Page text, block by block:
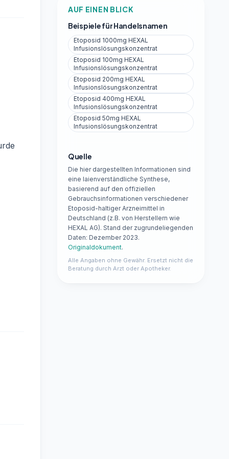
AUF EINEN BLICK
Beispiele für Handelsnamen
Etoposid 1000mg HEXAL
Infusionslösungskonzentrat
Etoposid 100mg HEXAL
Infusionslösungskonzentrat
Etoposid 200mg HEXAL
Infusionslösungskonzentrat
Etoposid 400mg HEXAL
Infusionslösungskonzentrat
Etoposid 50mg HEXAL
Infusionslösungskonzentrat
Quelle
Die hier dargestellten Informationen sind
eine laienverständliche Synthese,
basierend auf den offiziellen
Gebrauchsinformationen verschiedener
Etoposid-haltiger Arzneimittel in
Deutschland (z.B. von Herstellern wie
HEXAL AG). Stand der zugrundeliegenden
Daten: Dezember 2023.
Originaldokument.
Alle Angaben ohne Gewähr. Ersetzt nicht die
Beratung durch Arzt oder Apotheker.